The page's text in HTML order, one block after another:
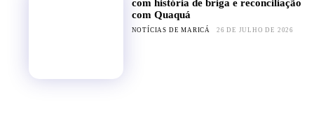
com história de briga e reconciliação
com Quaquá
NOTÍCIAS DE MARICÁ 26 DE JULHO DE 2026